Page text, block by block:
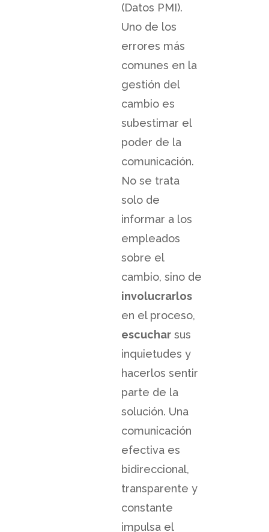
(Datos PMI).
Uno de los
errores más
comunes en la
gestión del
cambio es
subestimar el
poder de la
comunicación.
No se trata
solo de
informar a los
empleados
sobre el
cambio, sino de
involucrarlos
en el proceso,
escuchar sus
inquietudes y
hacerlos sentir
parte de la
solución. Una
comunicación
efectiva es
bidireccional,
transparente y
constante
impulsa el